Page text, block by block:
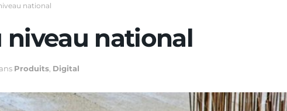
national
niveau national
Produits Digital